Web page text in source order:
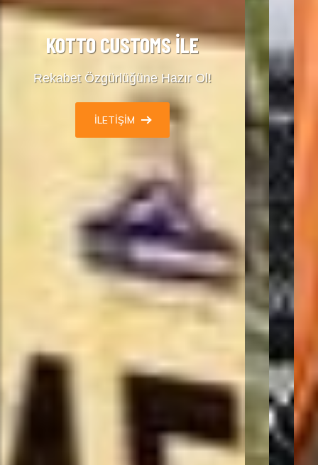
KOTTO CUSTOMS İLE
Rekabet Özgürlüğüne Hazır Ol!
İLETIŞIM